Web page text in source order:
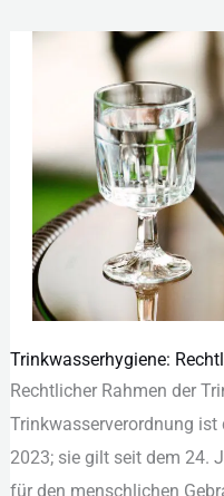
Trinkwasserhygiene:
Rec︇htlicher Rah︇men der︇
Tri︇nkwasserverordnung
2023;‬ sie︇ gil︇t sei︇t dem︇ 24.‬
für︇ den︇ men︇schlichen
Trinkwasserhygiene:
Rechtlicher
Rahmen
und